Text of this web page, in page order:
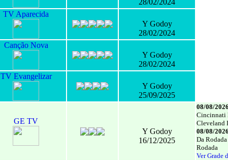
28/02/2024
TV Aparecida
Y Godoy
28/02/2024
Canção Nova
Y Godoy
28/02/2024
TV Evangelizar
Y Godoy
25/09/2025
GE TV
Y Godoy
16/12/2025
08/08/
Cincinnati
Cleveland
08/08/
Da
Rodada
Ver Grade